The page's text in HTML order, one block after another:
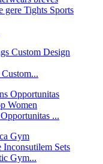
...
Gym...